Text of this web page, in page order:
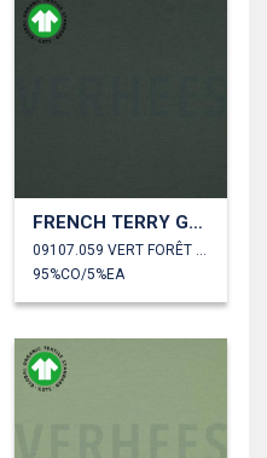
FRENCH TERRY GOTS
95%CO/5%EA